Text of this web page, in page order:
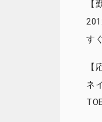
【
す
【
ネ